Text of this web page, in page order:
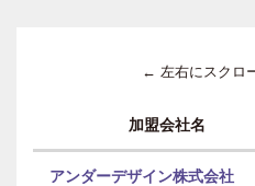
← 左右にスクロ
加盟会社名
アンダーデザイン株式会社